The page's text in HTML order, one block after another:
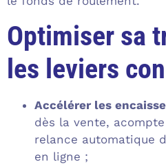
Optimiser sa
les leviers
Accélérer les
dès la vente,
relance automatique
en ligne ;